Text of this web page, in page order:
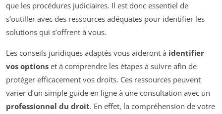
que les procédures judiciaires. Il est donc essentiel de
s’outiller avec des ressources adéquates pour identifier les
solutions qui s’offrent à vous.
Les conseils juridiques adaptés vous aideront à identifier
vos options et à comprendre les étapes à suivre afin de
protéger efficacement vos droits. Ces ressources peuvent
varier d’un simple guide en ligne à une consultation avec un
professionnel du droit. En effet, la compréhension de votre